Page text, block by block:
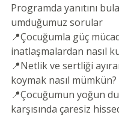
Programda yanıtını
umduğumuz sorular
📍Çocuğumla güç
inatlaşmalardan nasıl
📍Netlik ve sertliği
koymak nasıl mümkün?
📍Çocuğumun yoğun
karşısında çaresiz